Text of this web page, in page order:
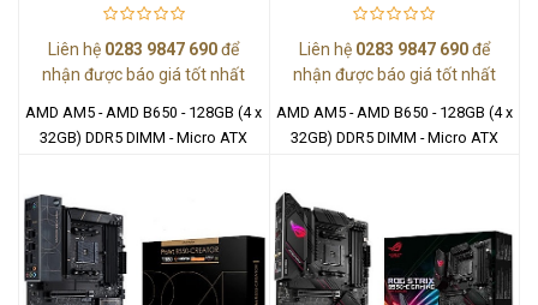
Liên hệ 0283 9847 690để
nhận được báo giá tốt nhất
AMD AM5 - AMD B650 - 128GB (4 x
32GB) DDR5 DIMM - Micro ATX
Liên hệ 0283 9847 690để
nhận được báo giá tốt nhất
AMD AM5 - AMD B650 - 128GB (4 x
32GB) DDR5 DIMM - Micro ATX